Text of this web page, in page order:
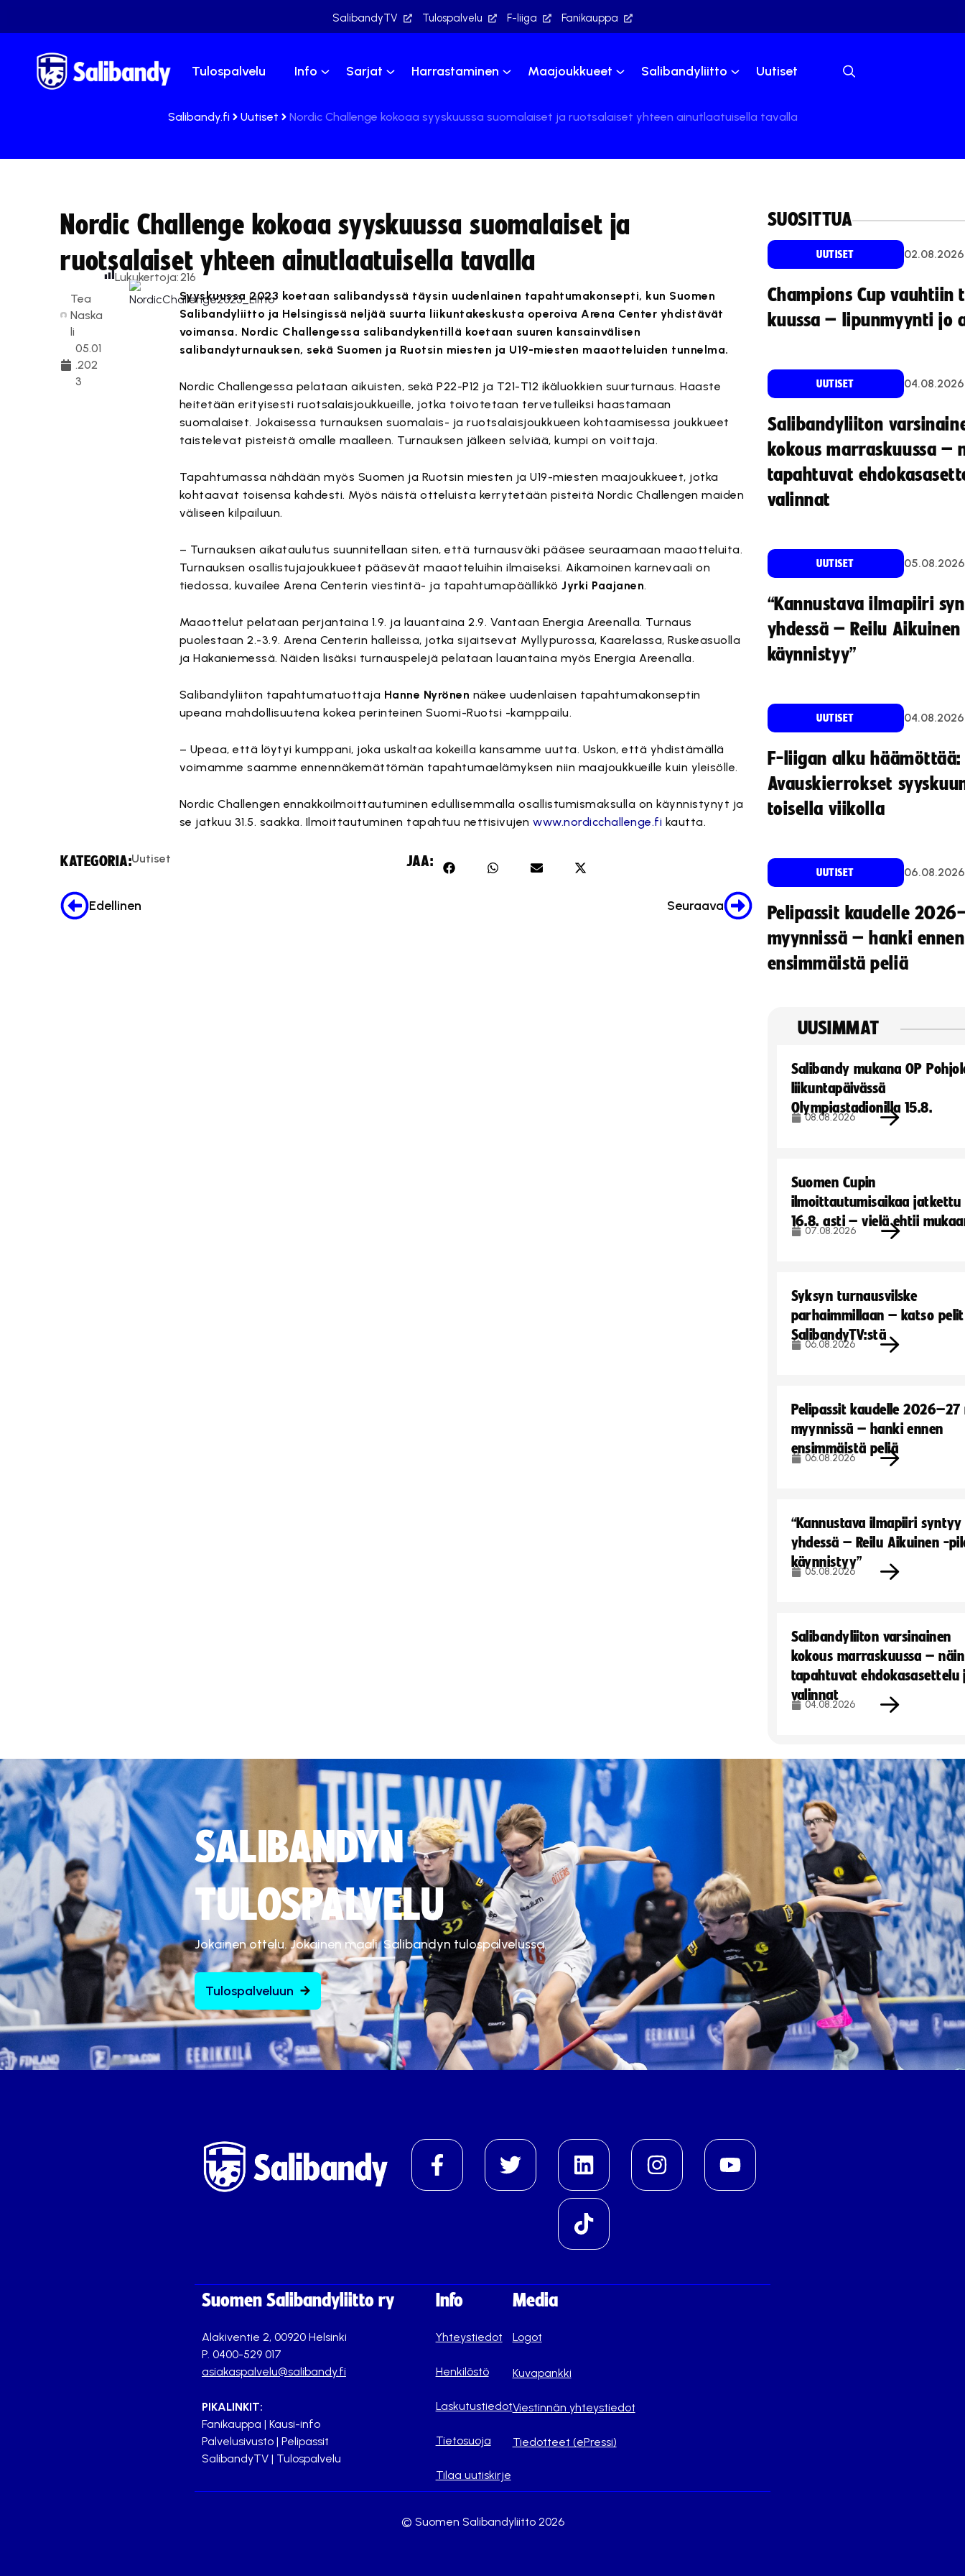
SalibandyTV Tulospalvelu F-liiga Fanikauppa
Tulospalvelu Info Sarjat Harrastaminen Maajoukkueet Salibandyliitto Uutiset
Salibandy.fi Uutiset Nordic Challenge kokoaa syyskuussa suomalaiset ja ruotsalaiset yhteen ainutlaatuisella tavalla
Nordic Challenge kokoaa syyskuussa suomalaiset ja
ruotsalaiset yhteen ainutlaatuisella tavalla
Tea
Naska
li
05.01
.202
3
Lukukertoja:216
Syyskuussa 2023 koetaan salibandyssä täysin uudenlainen tapahtumakonsepti, kun Suomen
Salibandyliitto ja Helsingissä neljää suurta liikuntakeskusta operoiva Arena Center yhdistävät
voimansa. Nordic Challengessa salibandykentillä koetaan suuren kansainvälisen
salibandyturnauksen, sekä Suomen ja Ruotsin miesten ja U19-miesten maaotteluiden tunnelma.
Nordic Challengessa pelataan aikuisten, sekä P22-P12 ja T21-T12 ikäluokkien suurturnaus. Haaste
heitetään erityisesti ruotsalaisjoukkueille, jotka toivotetaan tervetulleiksi haastamaan
suomalaiset. Jokaisessa turnauksen suomalais- ja ruotsalaisjoukkueen kohtaamisessa joukkueet
taistelevat pisteistä omalle maalleen. Turnauksen jälkeen selviää, kumpi on voittaja.
Tapahtumassa nähdään myös Suomen ja Ruotsin miesten ja U19-miesten maajoukkueet, jotka
kohtaavat toisensa kahdesti. Myös näistä otteluista kerrytetään pisteitä Nordic Challengen maiden
väliseen kilpailuun.
– Turnauksen aikataulutus suunnitellaan siten, että turnausväki pääsee seuraamaan maaotteluita.
Turnauksen osallistujajoukkueet pääsevät maaotteluihin ilmaiseksi. Aikamoinen karnevaali on
tiedossa, kuvailee Arena Centerin viestintä- ja tapahtumapäällikköJyrki Paajanen.
Maaottelut pelataan perjantaina 1.9. ja lauantaina 2.9. Vantaan Energia Areenalla. Turnaus
puolestaan 2.-3.9. Arena Centerin halleissa, jotka sijaitsevat Myllypurossa, Kaarelassa, Ruskeasuolla
ja Hakaniemessä. Näiden lisäksi turnauspelejä pelataan lauantaina myös Energia Areenalla.
Salibandyliiton tapahtumatuottaja Hanne Nyrönen näkee uudenlaisen tapahtumakonseptin
upeana mahdollisuutena kokea perinteinen Suomi-Ruotsi -kamppailu.
– Upeaa, että löytyi kumppani, joka uskaltaa kokeilla kansamme uutta. Uskon, että yhdistämällä
voimamme saamme ennennäkemättömän tapahtumaelämyksen niin maajoukkueille kuin yleisölle.
Nordic Challengen ennakkoilmoittautuminen edullisemmalla osallistumismaksulla on käynnistynyt ja
se jatkuu 31.5. saakka. Ilmoittautuminen tapahtuu nettisivujenwww.nordicchallenge.fi kautta.
KATEGORIA:Uutiset JAA:
Edellinen Seuraava
SUOSITTUA
UUTISET 02.08.2026
Champions Cup vauhtiin
kuussa – lipunmyynti jo
UUTISET 04.08.2026
Salibandyliiton
kokous marraskuussa –
tapahtuvat
valinnat
UUTISET 05.08.2026
“Kannustava ilmapiiri
yhdessä – Reilu
käynnistyy”
UUTISET 04.08.2026
F-liigan alku häämöttää:
Avauskierrokset
toisella viikolla
UUTISET 06.08.2026
Pelipassit kaudelle
myynnissä – hanki ennen
ensimmäistä peliä
UUSIMMAT
Salibandy mukana OP
liikuntapäivässä
Olympiastadionilla 15.8.
08.08.2026
Suomen Cupin
ilmoittautumisaikaa jatkettu
16.8. asti – vielä ehtii
07.08.2026
Syksyn turnausvilske
parhaimmillaan – katso pelit
SalibandyTV:stä
06.08.2026
Pelipassit kaudelle
myynnissä – hanki ennen
ensimmäistä peliä
06.08.2026
“Kannustava ilmapiiri syntyy
yhdessä – Reilu Aikuinen -
käynnistyy”
05.08.2026
Salibandyliiton varsinainen
kokous marraskuussa – näin
tapahtuvat ehdokasasettelu
valinnat
04.08.2026
SALIBANDYN
TULOSPALVELU
Jokainen ottelu. Jokainen maali. Salibandyn tulospalvelussa.
Tulospalveluun
Suomen Salibandyliitto ry
Alakiventie 2, 00920 Helsinki
P. 0400-529 017
asiakaspalvelu@salibandy.fi
PIKALINKIT:
Fanikauppa | Kausi-info
Palvelusivusto | Pelipassit
SalibandyTV | Tulospalvelu
Info
Yhteystiedot
Henkilöstö
Laskutustiedot
Tietosuoja
Tilaa uutiskirje
Media
Logot
Kuvapankki
Viestinnän yhteystiedot
Tiedotteet (ePressi)
© Suomen Salibandyliitto 2026